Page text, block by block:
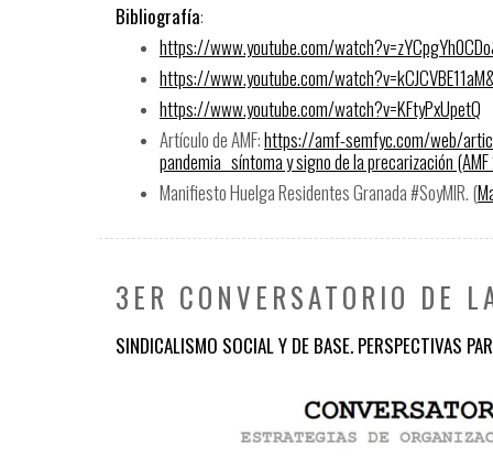
Bibliografía:
https://www.youtube.com/watch?
https://www.youtube.com/watch?
https://www.youtube.com/watch?v=KFtyPxUpetQ
Artículo de AMF:https://amf-semfyc.com/web/
pandemia_ síntoma y signo de la precarización
Manifiesto Huelga Residentes Granada #SoyMIR. (
3ER CONVERSATORIO DE
SINDICALISMO SOCIAL Y DE BASE. PERSPECTIVAS